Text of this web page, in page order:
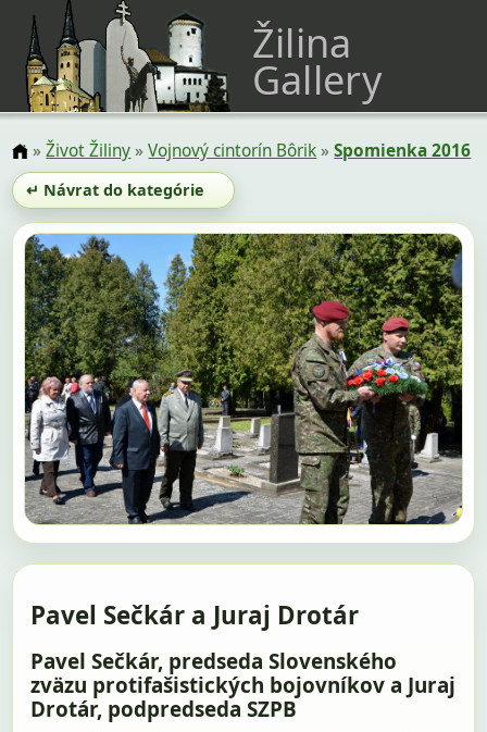
Žilina
Gallery
»Život Žiliny»Vojnový cintorín Bôrik»Spomienka 2016
↵ Návrat do kategórie
Pavel Sečkár a Juraj Drotár
Pavel Sečkár, predseda Slovenského
zväzu protifašistických bojovníkov a Juraj
Drotár, podpredseda SZPB